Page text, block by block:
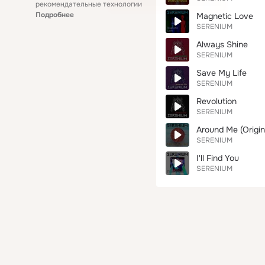
рекомендательные технологии
Подробнее
Magnetic Love
SERENIUM
Always Shine
SERENIUM
Save My Life
SERENIUM
Revolution
SERENIUM
Around Me
SERENIUM
I'll Find You
SERENIUM